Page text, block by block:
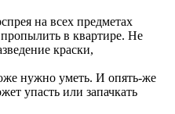
на всех предметах
в квартире. Не
краски,
нужно уметь. И опять-же
упасть или запачкать